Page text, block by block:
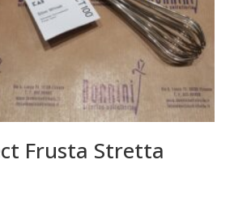
Frusta Stretta